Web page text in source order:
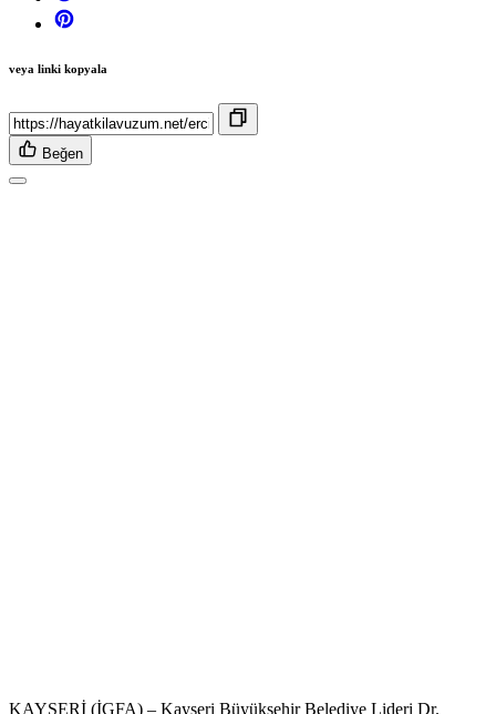
veya linki kopyala
Beğen
KAYSERİ (İGFA) – Kayseri Büyükşehir Belediye Lideri Dr.